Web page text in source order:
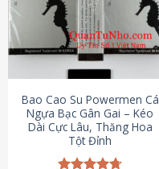
Các
tùy
chọn
có
chọn
trên
trang
sản
Bao Cao Su Powermen Cá
Ngựa Bạc Gân Gai – Kéo
Dài Cực Lâu, Thăng Hoa
Tột Đỉnh